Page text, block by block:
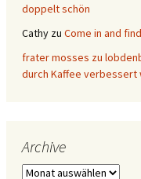
doppelt schön
Cathy zu Come in and
frater mosses zu
durch Kaffee verbessert
Archive
Archive